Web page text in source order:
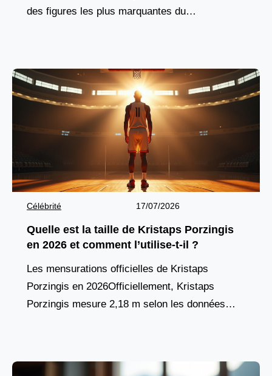
des figures les plus marquantes du
Célébrité 17/07/2026
Quelle est la taille de Kristaps Porzingis
en 2026 et comment l’utilise-t-il ?
Les mensurations officielles de Kristaps
Porzingis en 2026Officiellement, Kristaps
Porzingis mesure 2,18 m selon les données